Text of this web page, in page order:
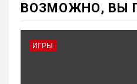
ВОЗМОЖНО, ВЫ
ИГРЫ